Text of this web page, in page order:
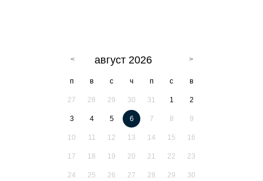
август 2026
п в с ч п с в
27 28 29 30 31 1 2
3 4 5 6 7 8 9
10 11 12 13 14 15 16
17 18 19 20 21 22 23
24 25 26 27 28 29 30